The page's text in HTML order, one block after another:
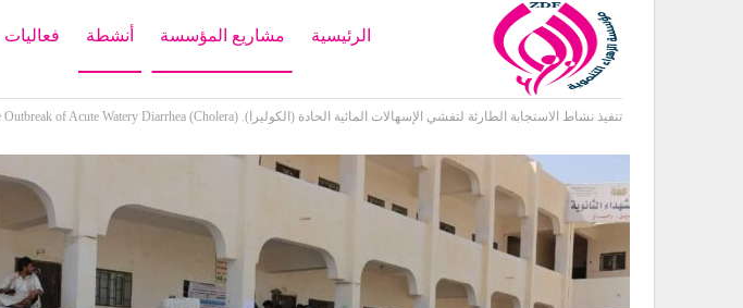
الرئيسية مشاريع المؤسسة أنشطة فعاليات
تنفيذ نشاط الاستجابة الطارئة لتفشي الإسهالات المائية الحادة (الكوليرا). Implementation of the Emergency Response Activity to Combat the Outbreak of Acute Watery Diarrhea (Cholera).